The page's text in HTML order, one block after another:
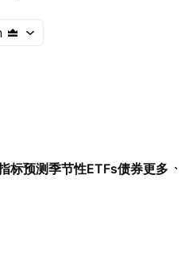
标预测季节性ETFs债券更多